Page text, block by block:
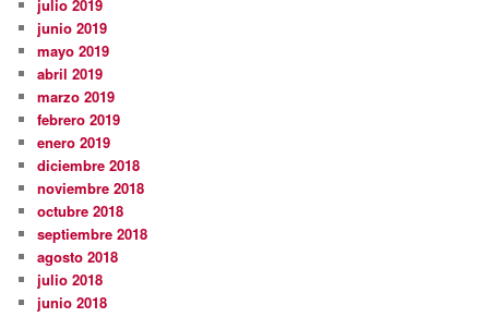
julio 2019
junio 2019
mayo 2019
abril 2019
marzo 2019
febrero 2019
enero 2019
diciembre 2018
noviembre 2018
octubre 2018
septiembre 2018
agosto 2018
julio 2018
junio 2018